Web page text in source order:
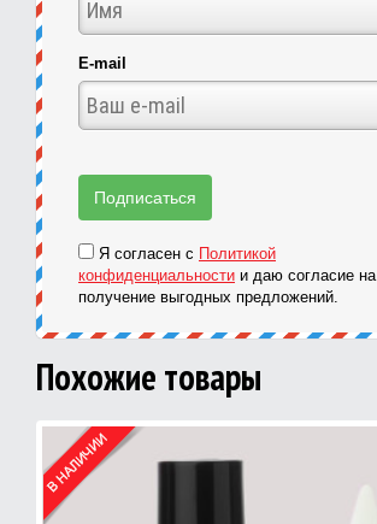
E-mail
Я согласен с Политикой
конфиденциальности и даю согласие на
получение выгодных предложений.
Похожие товары